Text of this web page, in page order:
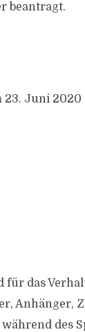
beantragt.
Juni 2020
für das
Anhänger,
des